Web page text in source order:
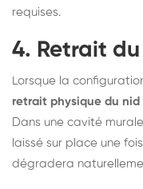
requises.
4. Retrait
Lorsque la
retrait physique du nid
Dans une cavité
laissé sur place une
dégradera